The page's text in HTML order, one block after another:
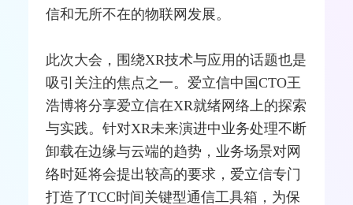
信和无所不在的物联网发展。
此次大会，围绕XR技术与应用的话题也是
吸引关注的焦点之一。爱立信中国CTO王
浩博将分享爱立信在XR就绪网络上的探索
与实践。针对XR未来演进中业务处理不断
卸载在边缘与云端的趋势，业务场景对网
络时延将会提出较高的要求，爱立信专门
打造了TCC时间关键型通信工具箱，为保